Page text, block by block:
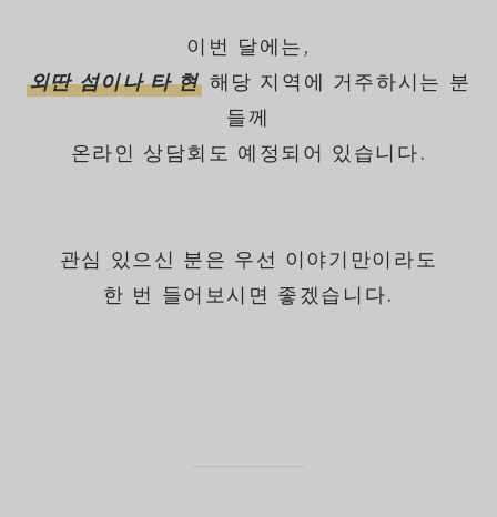
이번 달에는,
외딴 섬이나 타 현해당 지역에 거주하시는 분
들께
온라인 상담회도 예정되어 있습니다.
관심 있으신 분은 우선 이야기만이라도
한 번 들어보시면 좋겠습니다.